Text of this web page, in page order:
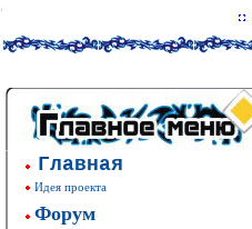
Главная
Идея проекта
Форум